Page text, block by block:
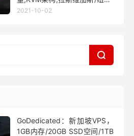
迈阿密
2021-10-02

GoDedicated：新加坡VPS，
1GB内存/20GB SSD空间/1TB